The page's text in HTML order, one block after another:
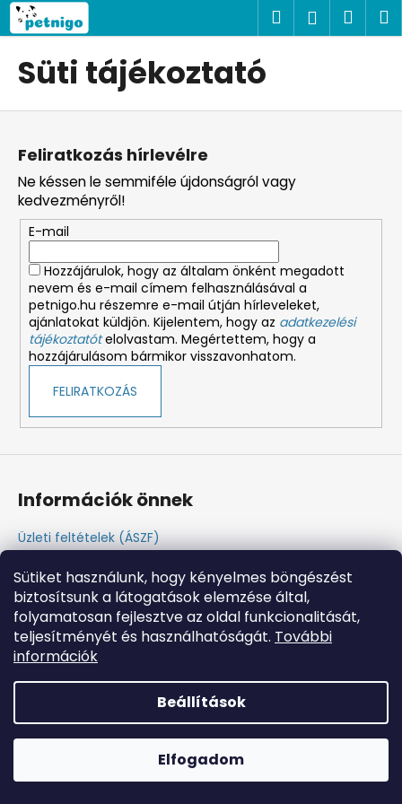
Sütiket használunk, hogy kényelmes böngészést
biztosítsunk a látogatások elemzése által,
folyamatosan fejlesztve az oldal funkcionalitását,
teljesítményét és használhatóságát. További
információk
Beállítások
Elfogadom
Ugrás
fő
tartalomhoz
Keresés
Süti tájékoztató
K
o
r
i
t
k
e
r
e
s
?
L
Feliratkozás hírlevélre
Ne késsen le semmiféle újdonságról vagy
kedvezményről!
E-mail
Hozzájárulok, hogy az általam önként megadott
nevem és e-mail címem felhasználásával a
petnigo.hu részemre e-mail útján hírleveleket,
ajánlatokat küldjön. Kijelentem, hogy az adatkezelési
tájékoztatót elolvastam. Megértettem, hogy a
hozzájárulásom bármikor visszavonhatom.
FELIRATKOZÁS
Információk önnek
Üzleti feltételek (ÁSZF)
Süti tájékoztató
Impresszum
A vásárlás lépései
Elállás a szerződéstől
Shoptet készítette
Petnigo. Minden jog fenntartva.